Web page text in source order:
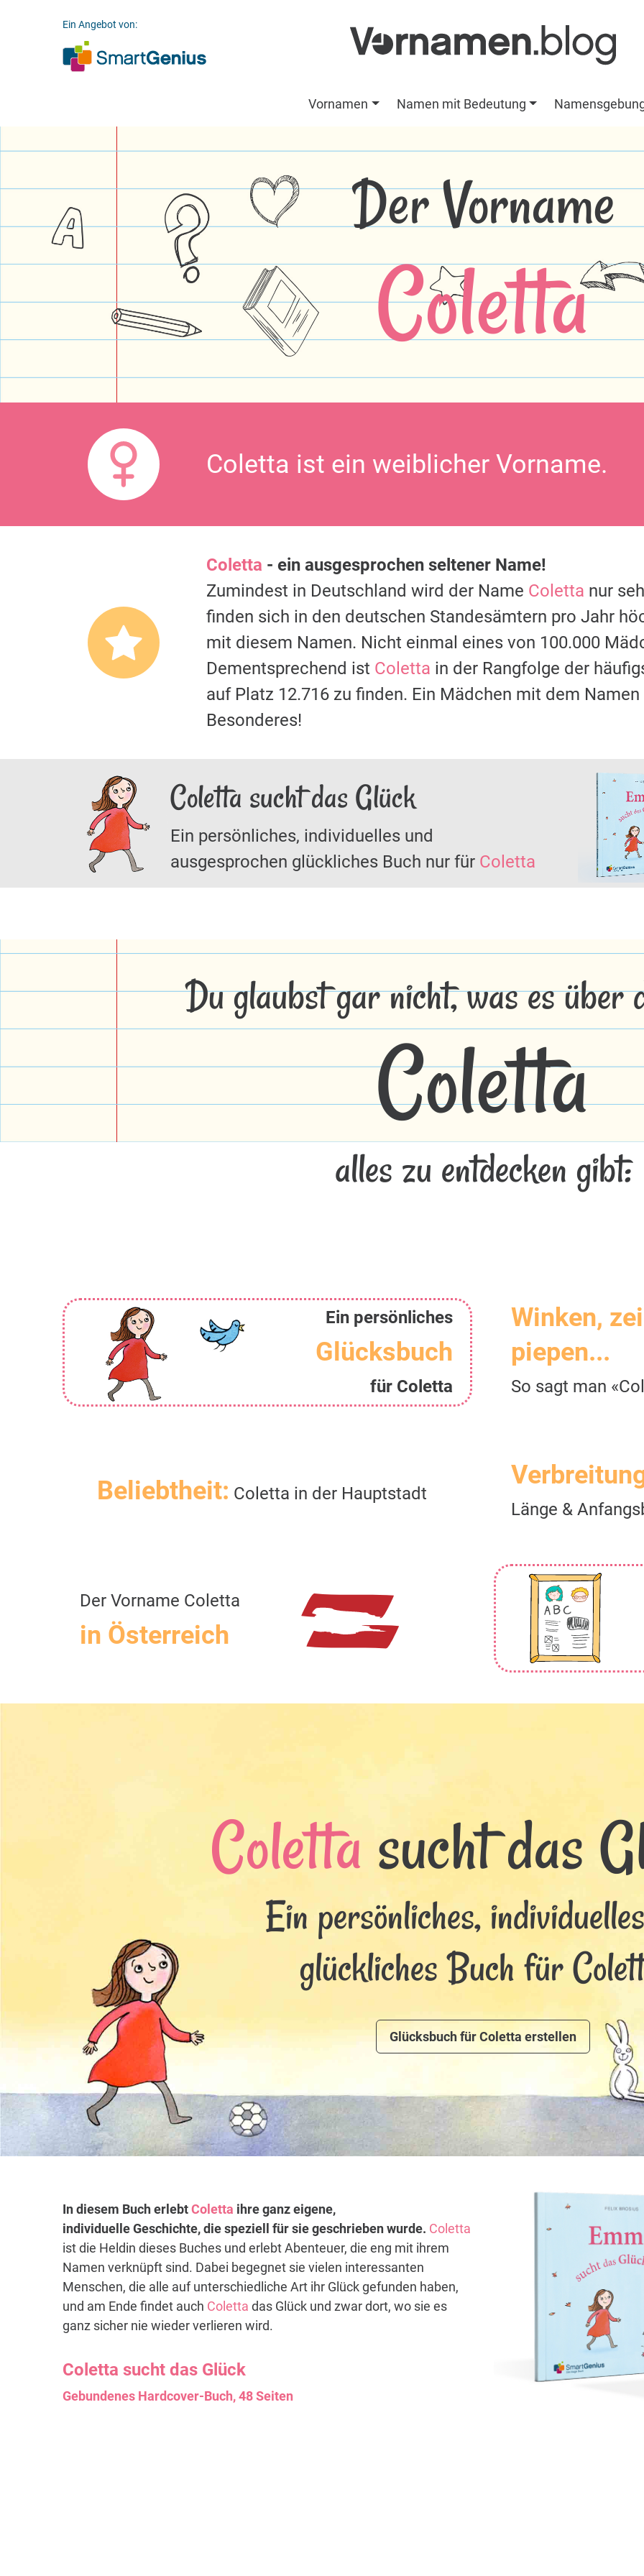
Ein Angebot von:
Vornamen Namen mit Bedeutung
Der Vorname
Coletta
Coletta ist ein weiblicher Vorname.
Coletta - ein ausgesprochen seltener Name!
Zumindest in Deutschland wird der Name Coletta nur
finden sich in den deutschen Standesämtern pro Jahr
mit diesem Namen. Nicht einmal eines von 100.000
Dementsprechend ist Coletta in der Rangfolge der
auf Platz 12.716 zu finden. Ein Mädchen mit dem Namen
Besonderes!
Coletta sucht das Glück
Ein persönliches, individuelles und
ausgesprochen glückliches Buch nur für Coletta
Du glaubst gar nicht, was es über
Coletta
alles zu entdecken gibt:
Ein persönliches
Glücksbuch
für Coletta
Winken,
piepen...
So sagt man
Beliebtheit: Coletta in der Hauptstadt
Länge &
Der Vorname Coletta
in Österreich
Coletta sucht das
Ein persönliches,
glückliches Buch für
Glücksbuch für Coletta erstellen
In diesem Buch erlebtColetta ihre ganz eigene,
individuelle Geschichte, die speziell für sie geschrieben wurde. Coletta
ist die Heldin dieses Buches und erlebt Abenteuer, die eng mit ihrem
Namen verknüpft sind. Dabei begegnet sie vielen interessanten
Menschen, die alle auf unterschiedliche Art ihr Glück gefunden haben,
und am Ende findet auch Coletta das Glück und zwar dort, wo sie es
ganz sicher nie wieder verlieren wird.
Coletta sucht das Glück
Gebundenes Hardcover-Buch, 48 Seiten